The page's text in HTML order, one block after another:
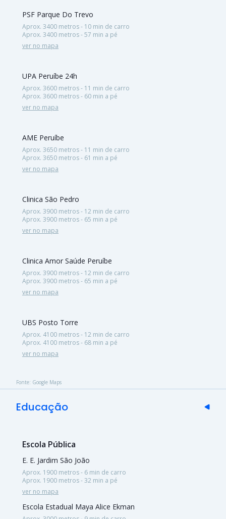
PSF Parque Do Trevo
Aprox. 3400 metros - 10 min de carro
Aprox. 3400 metros - 57 min a pé
ver no mapa
UPA Peruíbe 24h
Aprox. 3600 metros - 11 min de carro
Aprox. 3600 metros - 60 min a pé
ver no mapa
AME Peruíbe
Aprox. 3650 metros - 11 min de carro
Aprox. 3650 metros - 61 min a pé
ver no mapa
Clinica São Pedro
Aprox. 3900 metros - 12 min de carro
Aprox. 3900 metros - 65 min a pé
ver no mapa
Clinica Amor Saúde Peruíbe
Aprox. 3900 metros - 12 min de carro
Aprox. 3900 metros - 65 min a pé
ver no mapa
UBS Posto Torre
Aprox. 4100 metros - 12 min de carro
Aprox. 4100 metros - 68 min a pé
ver no mapa
Fonte: Google Maps
Educação
Escola Pública
E. E. Jardim São João
Aprox. 1900 metros - 6 min de carro
Aprox. 1900 metros - 32 min a pé
ver no mapa
Escola Estadual Maya Alice Ekman